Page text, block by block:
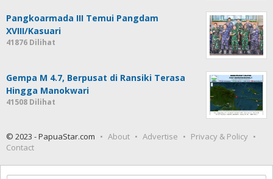
Pangkoarmada III Temui Pangdam
XVIII/Kasuari
41876 Dilihat
Gempa M 4.7, Berpusat di Ransiki Terasa
Hingga Manokwari
41508 Dilihat
© 2023 - PapuaStar.com About Advertise
Privacy & Policy
Contact